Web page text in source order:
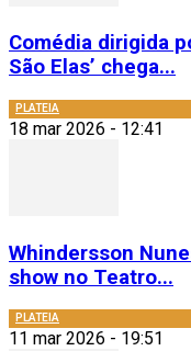
Comédia dirigida
São Elas’ chega...
PLATEIA
18 mar 2026 - 12:41
Whindersson
show no Teatro...
PLATEIA
11 mar 2026 - 19:51